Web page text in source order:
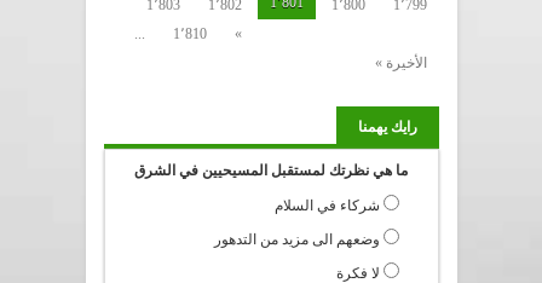
1٬799
1٬800 1٬802
1٬803
»
1٬810
...
الأخيرة »
رايك يهمنا
ما هي نظرتك لمستقبل المسيحيين في الشرق
شركاء في السلام
وضعهم الى مزيد من التدهور
لا فكرة